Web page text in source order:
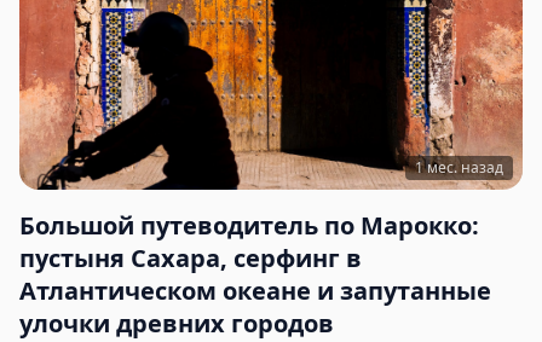
1 мес. назад
Большой путеводитель по Марокко:
пустыня Сахара, серфинг в
Атлантическом океане и запутанные
улочки древних городов